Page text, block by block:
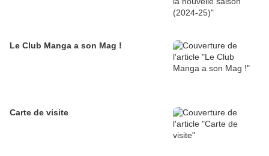
Le Club Manga a son Mag !
Carte de visite